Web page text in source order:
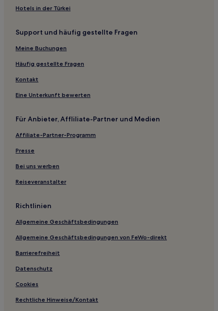
Business in Minato
Hotels mit Wellnessbereich in Minato
Hotels mit inbegriffenem Frühstück nahe Hikawa-Schlucht
Hotels mit Küchenzeile in Dogenzaka
Hotels mit Wellnessbereich nahe Mitake-Schlucht
Hotels in der Türkei
Support und häufig gestellte Fragen
Meine Buchungen
Häufig gestellte Fragen
Kontakt
Eine Unterkunft bewerten
Für Anbieter, Affliliate-Partner und Medien
Affiliate-Partner-Programm
Presse
Bei uns werben
Reiseveranstalter
Richtlinien
Allgemeine Geschäftsbedingungen
Allgemeine Geschäftsbedingungen von FeWo-direkt
Barrierefreiheit
Datenschutz
Cookies
Rechtliche Hinweise/Kontakt